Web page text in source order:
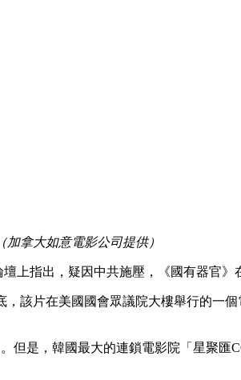
拿大如意電影公司提供）
上指出，疑因中共施壓，《國有器官
該片在美國國會眾議院大樓舉行的一
但是，韓國最大的連鎖電影院「星聚